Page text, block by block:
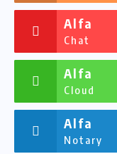
Alfa
Chat
Alfa
Cloud
Alfa
Notary